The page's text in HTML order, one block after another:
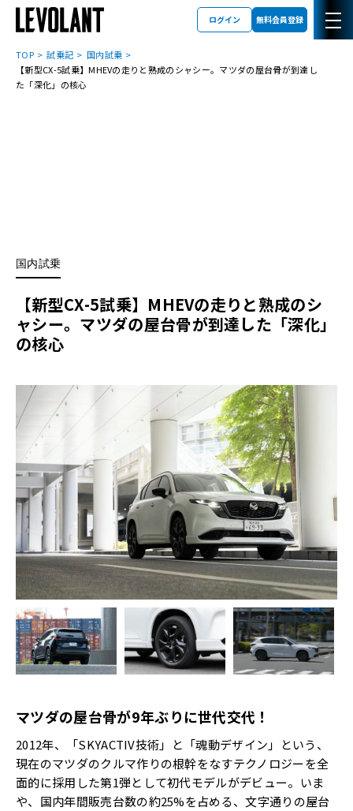
ログイン 無料会員登録
TOP 試乗記
国内試乗
【新型CX-5試乗】MHEVの走りと熟成のシャシー。マツダの屋台骨が到達し
た「深化」の核心
国内試乗
【新型CX-5試乗】MHEVの走りと熟成のシ
ャシー。マツダの屋台骨が到達した「深化」
の核心
マツダの屋台骨が9年ぶりに世代交代！
2012年、「SKYACTIV技術」と「魂動デザイン」という、
現在のマツダのクルマ作りの根幹をなすテクノロジーを全
面的に採用した第1弾として初代モデルがデビュー。いま
や、国内年間販売台数の約25%を占める、文字通りの屋台